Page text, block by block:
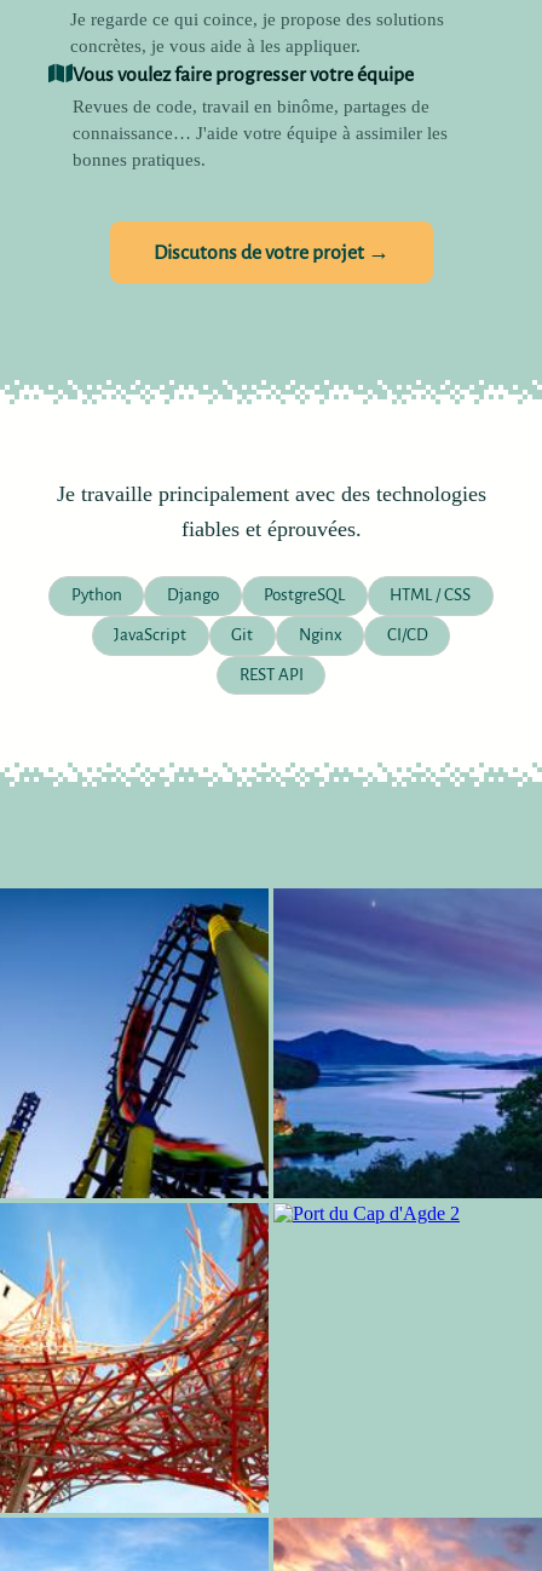
Je regarde ce qui coince, je propose des solutions
concrètes, je vous aide à les appliquer.
Vous voulez faire progresser votre équipe
Revues de code, travail en binôme, partages de
connaissance… J'aide votre équipe à assimiler les
bonnes pratiques.
Discutons de votre projet →
Je travaille principalement avec des technologies
fiables et éprouvées.
Python Django PostgreSQL HTML / CSS
JavaScript Git Nginx CI/CD
REST API